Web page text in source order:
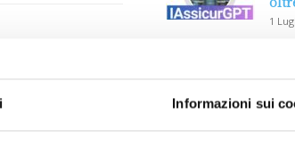
Informazioni sui
1
IL
LUGLIO-